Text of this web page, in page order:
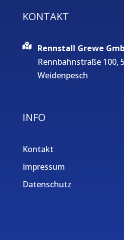
KONTAKT
Rennstall Grewe
Rennbahnstraße 100,
Weidenpesch
INFO
Kontakt
Impressum
Datenschutz